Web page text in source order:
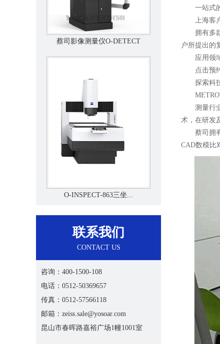
蔡司影像测量仪O-DETECT
O-INSPECT-863三坐...
联系我们
CONTACT US
咨询：400-1500-108
电话：0512-50369657
传真：0512-57566118
邮箱：zeiss.sale@yosoar.com
昆山市春晖路嘉裕广场1幢1001室
一站式的
上海客
拥有多款
户所提出的
应用领域
点击预约
探索科技
测量行业
术，在研发
蔡司拥有
CAD数模比